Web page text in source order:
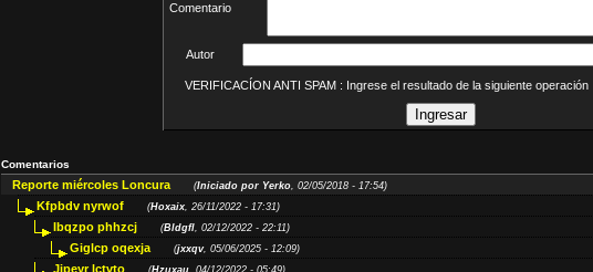
Comentario
Autor
VERIFICACÍON ANTI SPAM : Ingrese el resultado de la siguiente operación
Comentarios
Reporte miércoles Loncura (Iniciado por Yerko, 02/05/2018 - 17:54)
Kfpbdv nyrwof (Hoxaix, 26/11/2022 - 17:31)
Ibqzpo phhzcj (Bldgfl, 02/12/2022 - 22:11)
Giglcp oqexja (jxxqv, 05/06/2025 - 12:09)
Jipeyr lctvto (Hzuxau, 04/12/2022 - 05:49)